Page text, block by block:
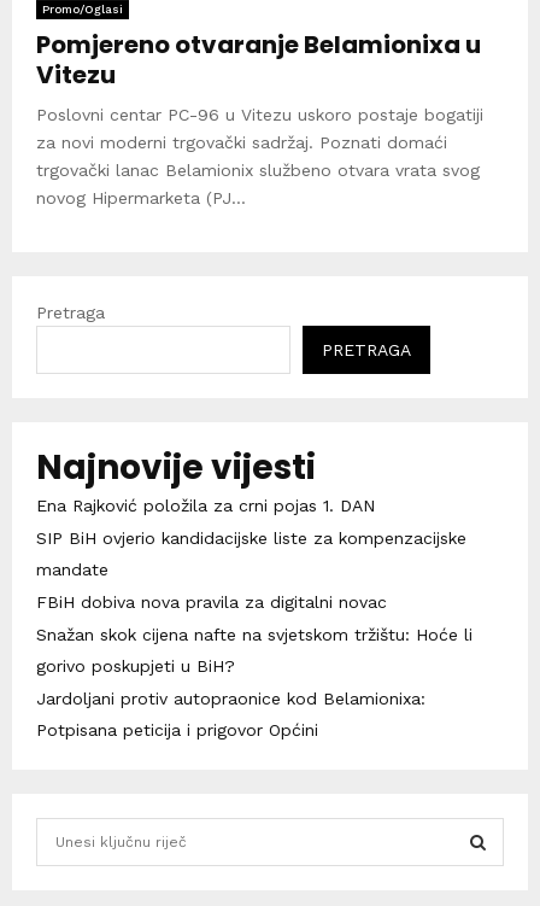
Promo/Oglasi
Pomjereno otvaranje Belamionixa u
Vitezu
Poslovni centar PC-96 u Vitezu uskoro postaje bogatiji
za novi moderni trgovački sadržaj. Poznati domaći
trgovački lanac Belamionix službeno otvara vrata svog
novog Hipermarketa (PJ...
Pretraga
PRETRAGA
Najnovije vijesti
Ena Rajković položila za crni pojas 1. DAN
SIP BiH ovjerio kandidacijske liste za kompenzacijske
mandate
FBiH dobiva nova pravila za digitalni novac
Snažan skok cijena nafte na svjetskom tržištu: Hoće li
gorivo poskupjeti u BiH?
Jardoljani protiv autopraonice kod Belamionixa:
Potpisana peticija i prigovor Općini